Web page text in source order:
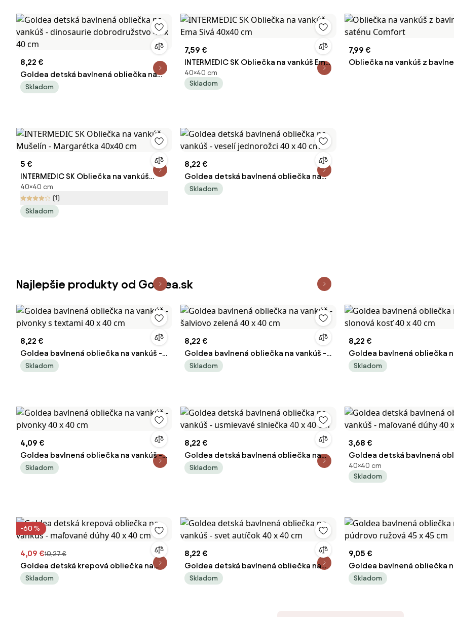
8,22 €
Goldea detská bavlnená obliečka na
vankúš - dinosaurie dobrodružstvo 40
Skladom
7,59 €
INTERMEDIC SK Obliečka na vankúš Ema
Sivá 40x40 cm
40×40 cm
Skladom
7,99 €
Obliečka na vankúš z
5 €
INTERMEDIC SK Obliečka na vankúš
Mušelín - Margarétka 40x40 cm
40×40 cm
(1)
Skladom
8,22 €
Goldea detská bavlnená obliečka na
vankúš - veselí jednorožci 40 x 40 cm
Skladom
Najlepšie produkty od Goldea.sk
8,22 €
Goldea bavlnená obliečka na vankúš -
pivonky s textami 40 x 40 cm
Skladom
8,22 €
Goldea bavlnená obliečka na vankúš -
šalviovo zelená 40 x 40 cm
Skladom
8,22 €
Goldea bavlnená obliečka
slonová kosť 40 x 40 cm
Skladom
4,09 €
Goldea bavlnená obliečka na vankúš -
pivonky 40 x 40 cm
Skladom
8,22 €
Goldea detská bavlnená obliečka na
vankúš - usmievavé slniečka 40 x 40
Skladom
3,68 €
Goldea detská bavlnená
vankúš - maľované dúhy 40
40×40 cm
Skladom
-60 %
4,09 €10,27 €
Goldea detská krepová obliečka na
vankúš - maľované dúhy 40 x 40 cm
Skladom
8,22 €
Goldea detská bavlnená obliečka na
vankúš - svet autíčok 40 x 40 cm
Skladom
9,05 €
Goldea bavlnená obliečka
púdrovo ružová 45 x 45 cm
Skladom